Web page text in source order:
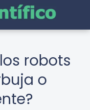
robots
o